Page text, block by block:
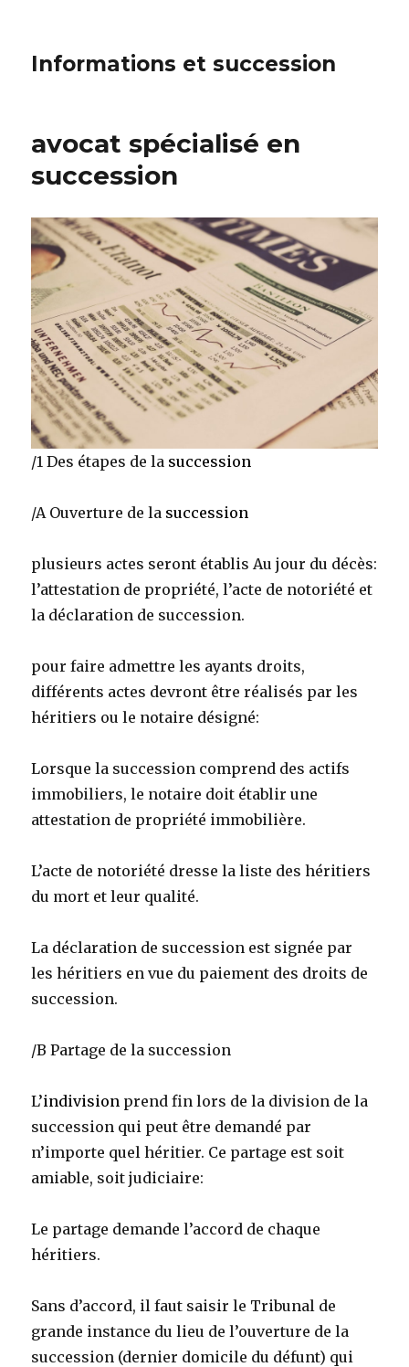
Informations et succession
avocat spécialisé en
succession
/1 Des étapes de la succession
/A Ouverture de la succession
plusieurs actes seront établis Au jour du décès:
l’attestation de propriété, l’acte de notoriété et
la déclaration de succession.
pour faire admettre les ayants droits,
différents actes devront être réalisés par les
héritiers ou le notaire désigné:
Lorsque la succession comprend des actifs
immobiliers, le notaire doit établir une
attestation de propriété immobilière.
L’acte de notoriété dresse la liste des héritiers
du mort et leur qualité.
La déclaration de succession est signée par
les héritiers en vue du paiement des droits de
succession.
/B Partage de la succession
L’indivision prend fin lors de la division de la
succession qui peut être demandé par
n’importe quel héritier. Ce partage est soit
amiable, soit judiciaire:
Le partage demande l’accord de chaque
héritiers.
Sans d’accord, il faut saisir le Tribunal de
grande instance du lieu de l’ouverture de la
succession (dernier domicile du défunt) qui